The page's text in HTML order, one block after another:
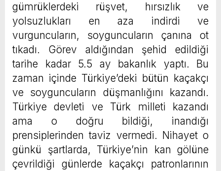
gümrüklerdeki rüşvet, hırsızlık ve
yolsuzlukları en aza indirdi ve
vurguncuların, soyguncuların çanına ot
tıkadı. Görev aldığından şehid edildiği
tarihe kadar 5.5 ay bakanlık yaptı. Bu
zaman içinde Türkiye’deki bütün kaçakçı
ve soyguncuların düşmanlığını kazandı.
Türkiye devleti ve Türk milleti kazandı
ama o doğru bildiği, inandığı
prensiplerinden taviz vermedi. Nihayet o
günkü şartlarda, Türkiye’nin kan gölüne
çevrildiği günlerde kaçakçı patronlarının